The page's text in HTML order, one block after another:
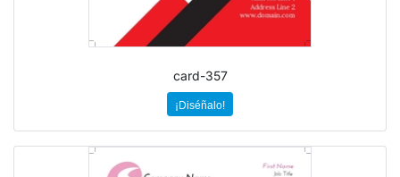
card-357
¡Diséñalo!